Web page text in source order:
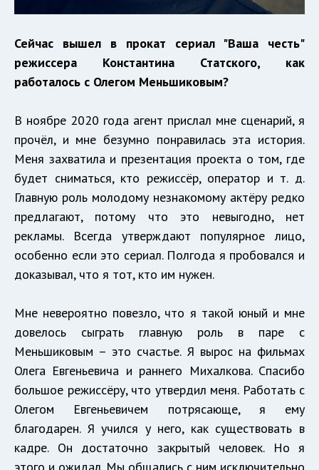
Сейчас вышел в прокат сериал "Ваша честь"
режиссера Константина Статского, как
работалось с Олегом Меньшиковым?
В ноябре 2020 года агент прислал мне сценарий, я
прочёл, и мне безумно понравилась эта история.
Меня захватила и презентация проекта о том, где
будет сниматься, кто режиссёр, оператор и т. д.
Главную роль молодому незнакомому актёру редко
предлагают, потому что это невыгодно, нет
рекламы. Всегда утверждают популярное лицо,
особенно если это сериал. Полгода я пробовался и
доказывал, что я тот, кто им нужен.
Мне невероятно повезло, что я такой юный и мне
довелось сыграть главную роль в паре с
Меньшиковым – это счастье. Я вырос на фильмах
Олега Евгеньевича и раннего Михалкова. Спасибо
большое режиссёру, что утвердил меня. Работать с
Олегом Евгеньевичем потрясающе, я ему
благодарен. Я учился у него, как существовать в
кадре. Он достаточно закрытый человек. Но я